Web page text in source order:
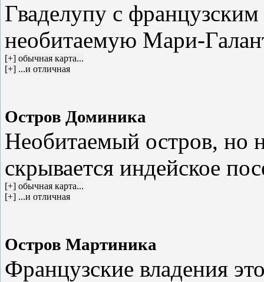
Гваделупу с
необитаемую Мари-
Остров Доминика
Необитаемый остров, но
скрывается индейское
Остров Мартиника
Французские владения